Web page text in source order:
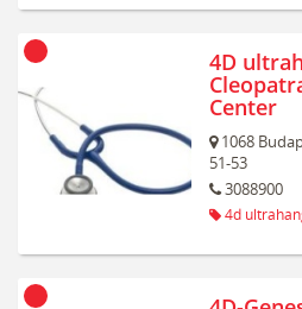
4D
Center
1068
51-53
3088900
4d